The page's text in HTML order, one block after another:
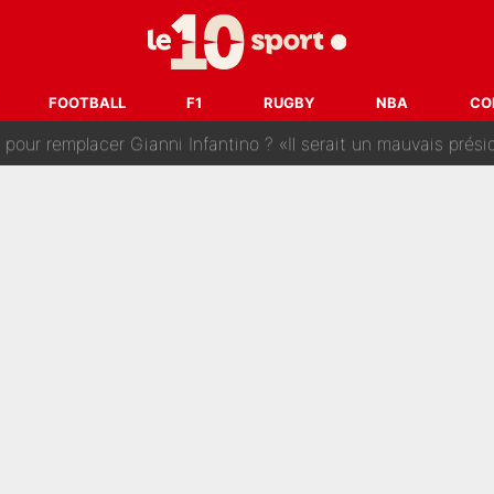
FOOTBALL F1 RUGBY NBA
: La photo qui met fin au transfert de l’été !
officialisent enfin leur couple : La photo qui enflamme
Gianni Infantino ? «Il serait un mauvais président», le patron